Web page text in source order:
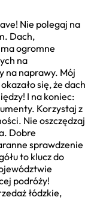
Nie polegaj na
Dach,
ogromne
na
na naprawy. Mój
się, że dach
I na koniec:
Korzystaj z
Nie oszczędzaj
Dobre
sprawdzenie
to klucz do
podróży!
łódzkie,